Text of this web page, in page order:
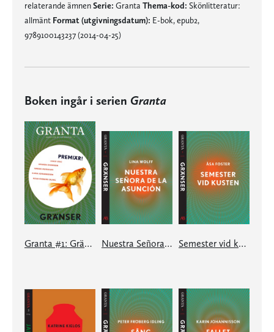
relaterande ämnenSerie: Granta Thema-kod: Skönlitteratur:
allmänt Format (utgivningsdatum): E-bok, epub2,
9789100143237 (2014-04-25)
Boken ingår i serien Granta
Granta #1: Gränser Nuestra Señora de la Asunción: en e-singel ur Granta #1 Semester vid kusten: en e-singel ur Granta #1